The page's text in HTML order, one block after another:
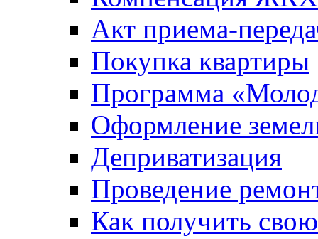
Акт приема-
Покупка квартиры
Программа
Оформление
Деприватизация
Проведение
Как получить